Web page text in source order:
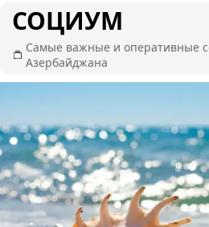
СОЦИУМ
Самые важные и оперативные
Азербайджана